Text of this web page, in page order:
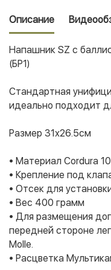
Описание
Напашник SZ с
(БР1)
Стандартная
идеально подходит
Размер 31х26.5см
• Материал Соrdurа
• Крепление под
• Отсек для
• Вес 400 грамм
• Для размещения
передней стороне
Моllе.
• Расцветка